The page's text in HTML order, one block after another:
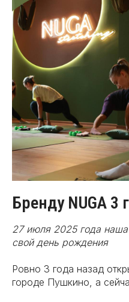
Бренду NUGA 3
27 июля 2025 года
свой день рождения
Ровно 3 года назад
городе Пушкино, а